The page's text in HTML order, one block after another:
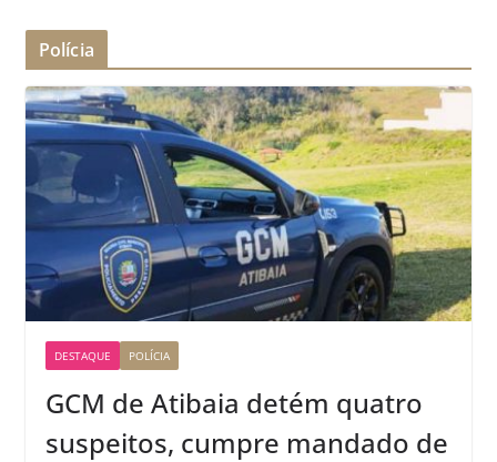
Polícia
DESTAQUE POLÍCIA
GCM de Atibaia detém quatro
suspeitos, cumpre mandado de